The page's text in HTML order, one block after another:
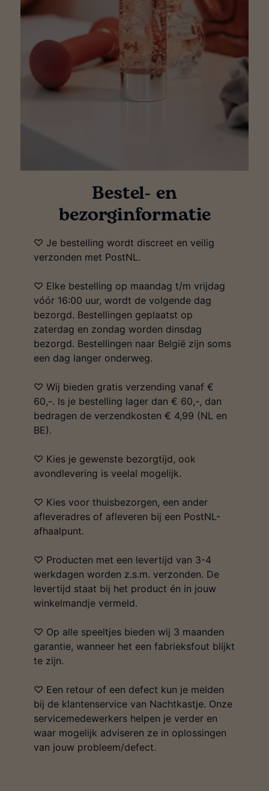
Bestel- en
bezorginformatie
♡ Je bestelling wordt discreet en veilig
verzonden met PostNL.
♡ Elke bestelling op maandag t/m vrijdag
vóór 16:00 uur, wordt de volgende dag
bezorgd. Bestellingen geplaatst op
zaterdag en zondag worden dinsdag
bezorgd. Bestellingen naar België zijn soms
een dag langer onderweg.
♡ Wij bieden gratis verzending vanaf €
60,-. Is je bestelling lager dan € 60,-, dan
bedragen de verzendkosten € 4,99 (NL en
BE).
♡ Kies je gewenste bezorgtijd, ook
avondlevering is veelal mogelijk.
♡ Kies voor thuisbezorgen, een ander
afleveradres of afleveren bij een PostNL-
afhaalpunt.
♡ Producten met een levertijd van 3-4
werkdagen worden z.s.m. verzonden. De
levertijd staat bij het product én in jouw
winkelmandje vermeld.
♡ Op alle speeltjes bieden wij 3 maanden
garantie, wanneer het een fabrieksfout blijkt
te zijn.
♡ Een retour of een defect kun je melden
bij de klantenservice van Nachtkastje. Onze
servicemedewerkers helpen je verder en
waar mogelijk adviseren ze in oplossingen
van jouw probleem/defect.